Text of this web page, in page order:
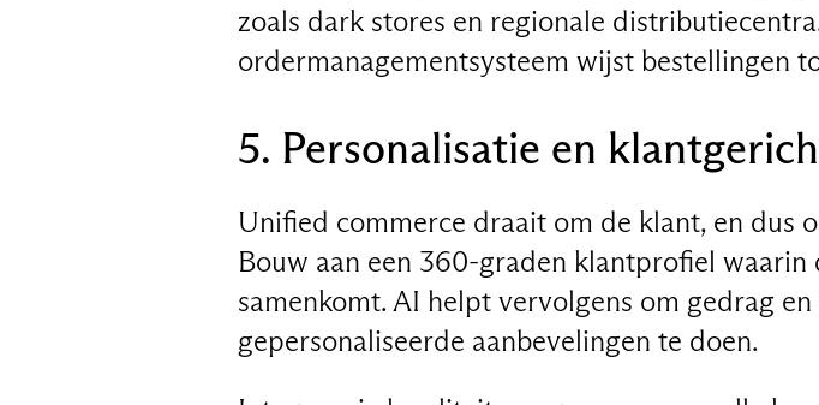
zoals dark stores en regionale
ordermanagementsysteem wijst bestellingen
5. Personalisatie en
Unified commerce draait om de klant, en dus
Bouw aan een 360-graden klantprofiel
samenkomt. AI helpt vervolgens om gedrag
gepersonaliseerde aanbevelingen te doen.